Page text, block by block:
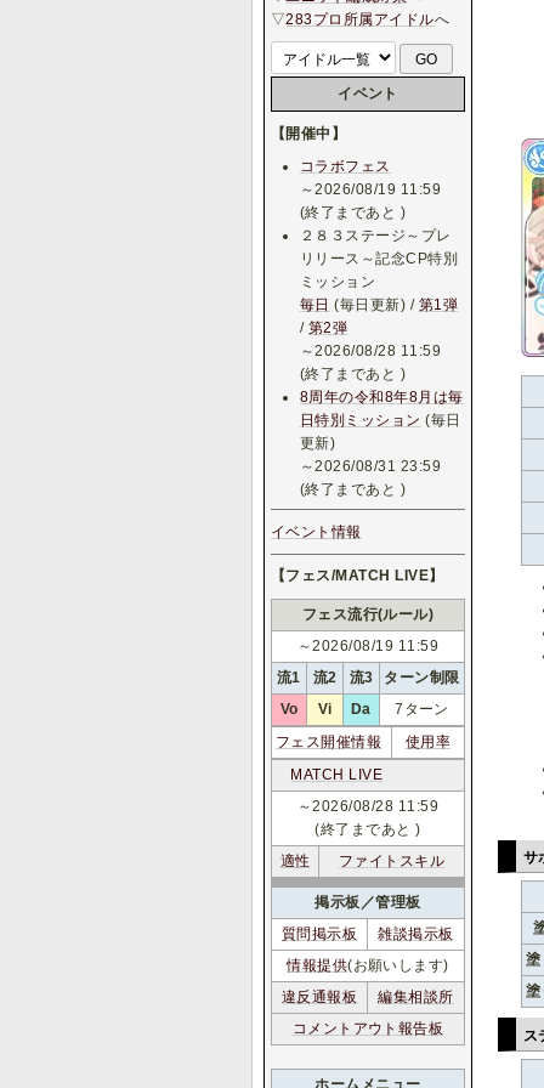
サ
塗
塗
ス
▽283プロ所属アイドルへ
イベント
【開催中】
コラボフェス
～2026/08/19 11:59
(終了まであと )
２８３ステージ～プレ
リリース～記念CP特別
ミッション
毎日 (毎日更新) / 第1弾
/ 第2弾
～2026/08/28 11:59
(終了まであと )
8周年の令和8年8月は毎
日特別ミッション (毎日
更新)
～2026/08/31 23:59
(終了まであと )
イベント情報
【フェス/MATCH LIVE】
フェス流行(ルール)
～2026/08/19 11:59
流1
流2 流3
ターン制限
Vo
Vi Da
7ターン
フェス開催情報
使用率
MATCH LIVE
適性 ファイトスキル
～2026/08/28 11:59
(終了まであと)
違反通報板
編集相談所
コメントアウト報告板
掲示板／管理板
質問掲示板
雑談掲示板
情報提供(お願いします)
ホームメニュー